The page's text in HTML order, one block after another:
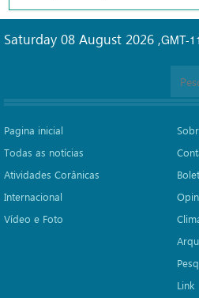
GMT-
Saturday 08 August 2026 ,
Pagina inicial
Todas as notícias
Atividades Corânicas
Internacional
Vídeo e Foto
Link